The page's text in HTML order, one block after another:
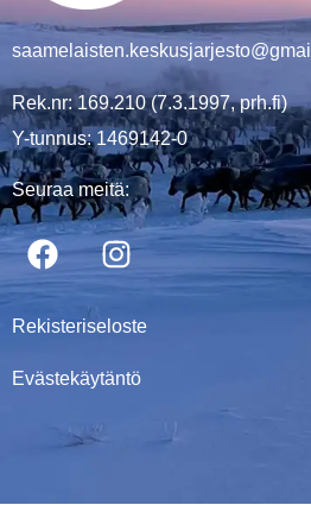
Rek.nr: 169.210 (7.3.1997, prh.fi)
Y-tunnus: 1469142-0
Seuraa meitä:
Rekisteriseloste
Evästekäytäntö